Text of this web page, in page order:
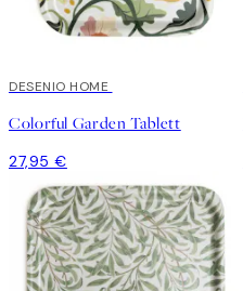
DESENIO HOME
Colorful Garden Tablett
27,95 €